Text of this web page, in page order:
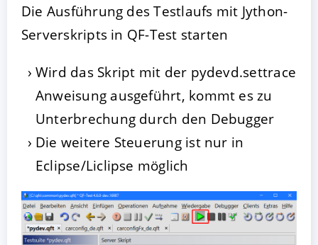
Die Ausführung des Testlaufs mit Jython-
Serverskripts in QF-Test starten
Wird das Skript mit der pydevd.settrace
Anweisung ausgeführt, kommt es zu
Unterbrechung durch den Debugger
Die weitere Steuerung ist nur in
Eclipse/Liclipse möglich